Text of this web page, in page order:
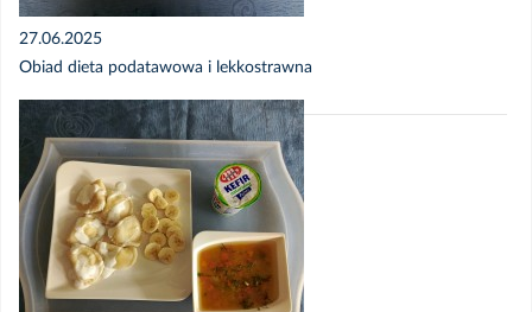
Wrzesień 2025 - Zdjęcia posiłków
Sierpień 2025 - Zdjęcia posiłków
Lipiec 2025 - Jadłospis
Lipiec 2025 - Zdjęcia posiłków
27.06.2025
Obiad dieta podatawowa i lekkostrawna